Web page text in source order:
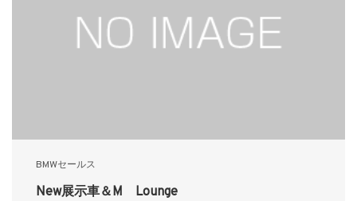
BMWセールス
New展示車＆M Lounge